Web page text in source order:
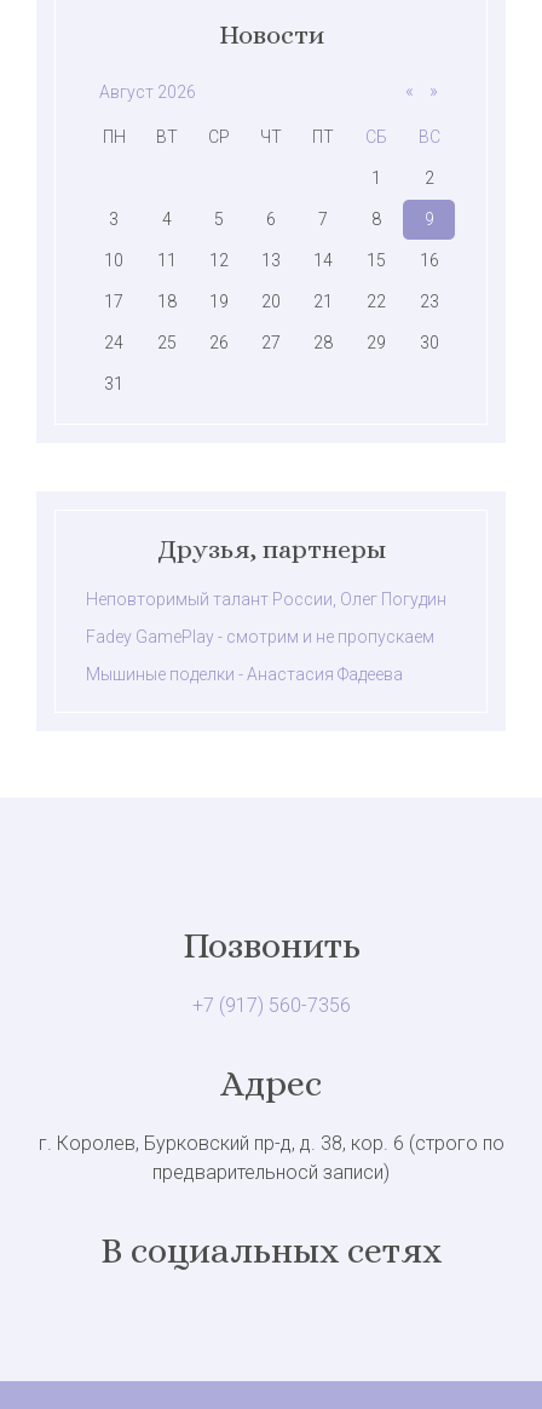
Новости
«
Август 2026 »
ПН ВТ СР ЧТ ПТ СБ ВС
1 2
3 4 5 6 7 8 9
10 11 12 13 14 15 16
17 18 19 20 21 22 23
24 25 26 27 28 29 30
31
Друзья, партнеры
Неповторимый талант России, Олег Погудин
Fadey GamePlay - смотрим и не пропускаем
Мышиные поделки - Анастасия Фадеева
Позвонить
+7 (917) 560-7356
Адрес
г. Королев, Бурковский пр-д, д. 38, кор. 6 (строго по
предварительносй записи)
В социальных сетях